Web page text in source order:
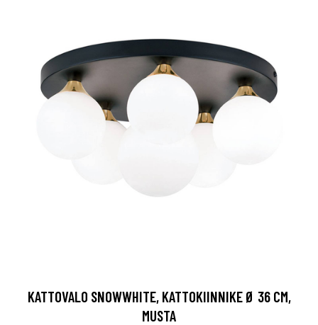
KATTOVALO SNOWWHITE, KATTOKIINNIKE Ø 36 CM,
MUSTA